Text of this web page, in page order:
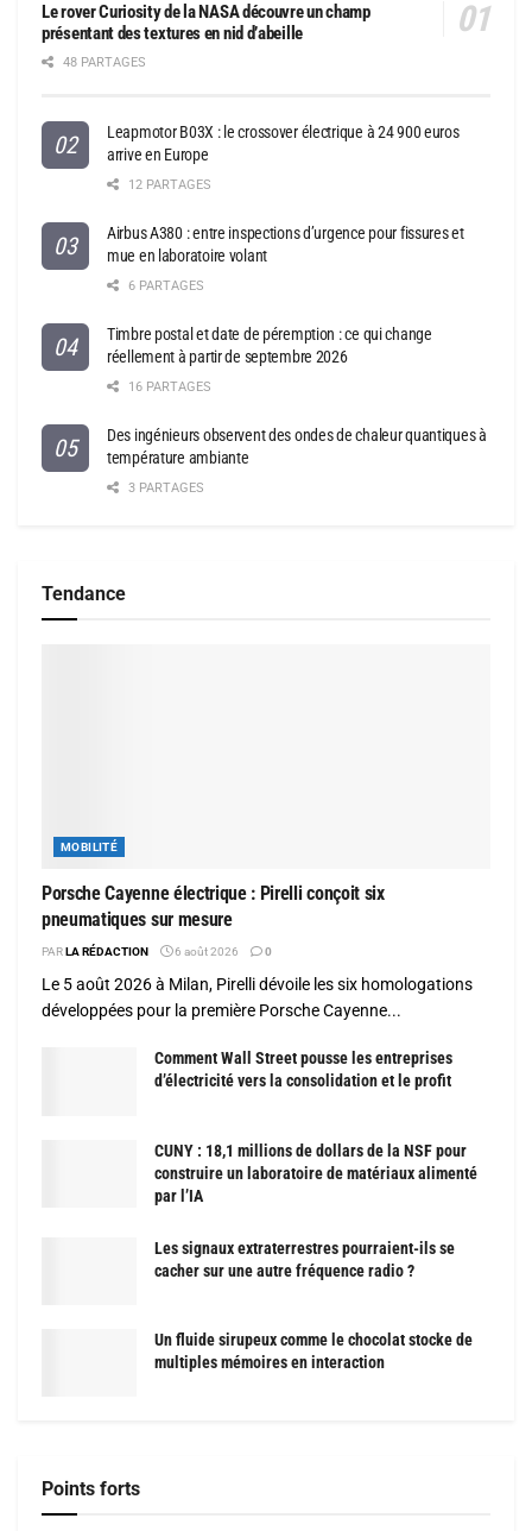
Le rover Curiosity de la NASA découvre un champ
présentant des textures en nid d’abeille
48 PARTAGES
Leapmotor B03X : le crossover électrique à 24 900 euros
arrive en Europe
12 PARTAGES
Airbus A380 : entre inspections d’urgence pour fissures et
mue en laboratoire volant
6 PARTAGES
Timbre postal et date de péremption : ce qui change
réellement à partir de septembre 2026
16 PARTAGES
Des ingénieurs observent des ondes de chaleur quantiques à
température ambiante
3 PARTAGES
Tendance
MOBILITÉ
Porsche Cayenne électrique : Pirelli conçoit six
pneumatiques sur mesure
PAR LA RÉDACTION 6 août 2026 0
Le 5 août 2026 à Milan, Pirelli dévoile les six homologations
développées pour la première Porsche Cayenne...
Comment Wall Street pousse les entreprises
d’électricité vers la consolidation et le profit
CUNY : 18,1 millions de dollars de la NSF pour
construire un laboratoire de matériaux alimenté
par l’IA
Les signaux extraterrestres pourraient-ils se
cacher sur une autre fréquence radio ?
Un fluide sirupeux comme le chocolat stocke de
multiples mémoires en interaction
Points forts